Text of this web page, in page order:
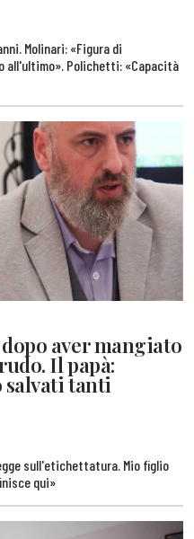
Molinari: «Figura di
all'ultimo». Polichetti: «Capacità
aver mangiato
Il papà:
salvati tanti
sull'etichettatura. Mio figlio
qui»